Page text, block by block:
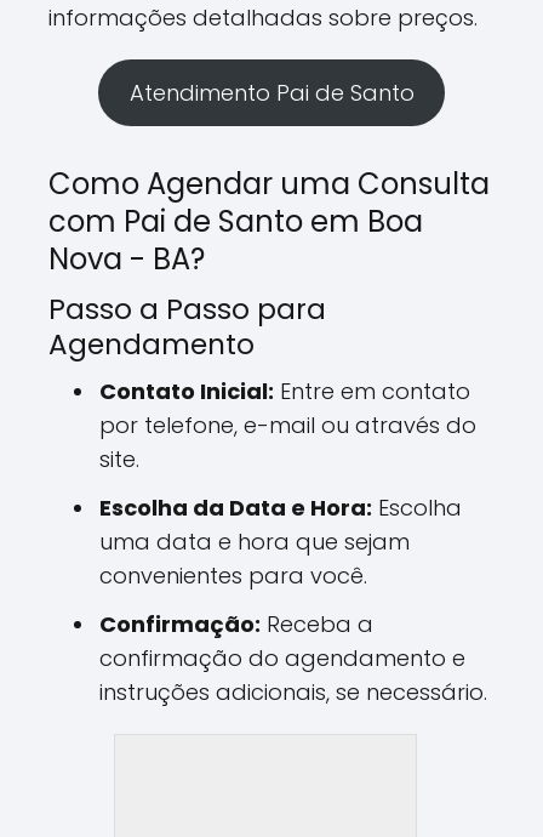
informações detalhadas sobre preços.
Atendimento Pai de Santo
Como Agendar uma Consulta
com Pai de Santo em Boa
Nova - BA?
Passo a Passo para
Agendamento
Contato Inicial: Entre em contato
por telefone, e-mail ou através do
site.
Escolha da Data e Hora: Escolha
uma data e hora que sejam
convenientes para você.
Confirmação: Receba a
confirmação do agendamento e
instruções adicionais, se necessário.